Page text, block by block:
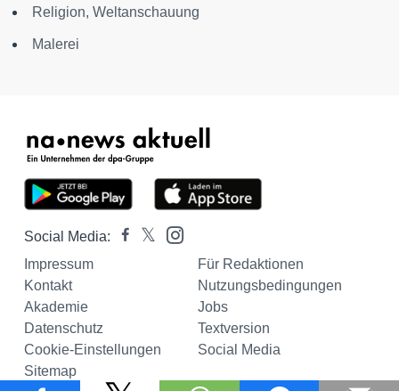
Religion, Weltanschauung
Malerei
Social Media:
Impressum
Für Redaktionen
Kontakt
Nutzungsbedingungen
Akademie
Jobs
Datenschutz
Textversion
Cookie-Einstellungen
Social Media
Sitemap